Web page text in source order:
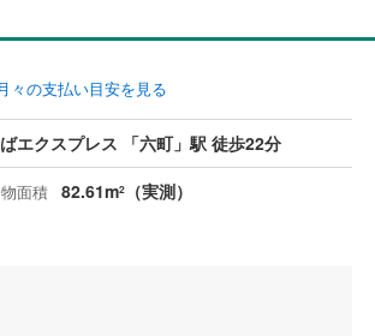
月々の支払い目安を見る
エクスプレス 「六町」駅 徒歩22分
面積 82.61m2 （実測）